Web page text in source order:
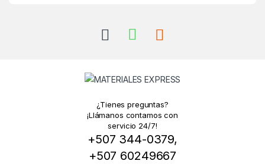
¿Tienes preguntas?
¡Llámanos contamos con
servicio 24/7!
+507 344-0379,
+507 60249667